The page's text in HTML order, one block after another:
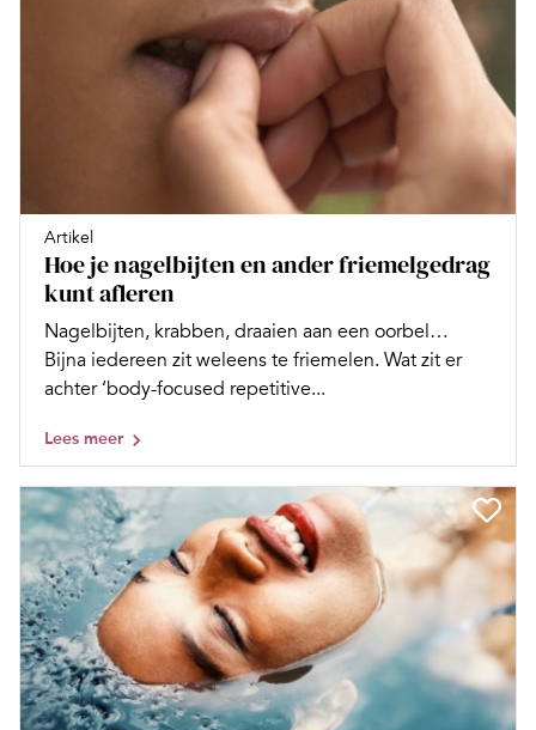
Artikel
Hoe je nagelbijten en ander friemelgedrag
kunt afleren
Nagelbijten, krabben, draaien aan een oorbel…
Bijna iedereen zit weleens te friemelen. Wat zit er
achter ‘body-focused repetitive...
Lees meer